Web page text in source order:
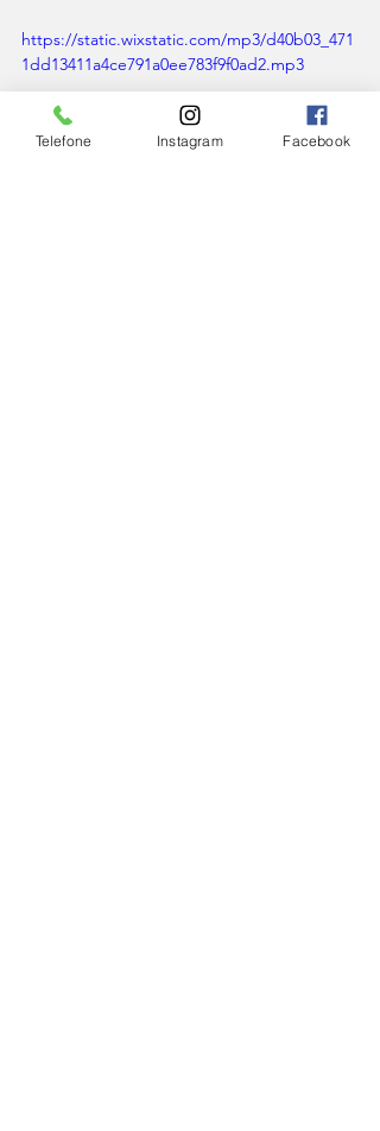
https://static.wixstatic.com/mp3/d40b03_471
1dd13411a4ce791a0ee783f9f0ad2.mp3
Telefone Instagram Facebook